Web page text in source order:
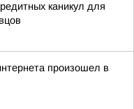
каникул для
произошел в